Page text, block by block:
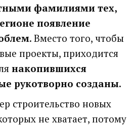
фамилиями тех,
появление
. Вместо того, чтобы
проекты, приходится
накопившихся
рукотворно созданы.
строительство новых
не хватает, потому